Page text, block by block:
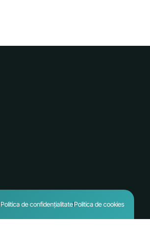
Politica de confidențialitatePolitica de cookies